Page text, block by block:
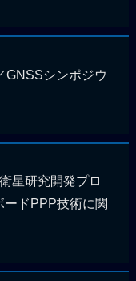
GNSSシンポジウ
星研究開発プロ
ードPPP技術に関